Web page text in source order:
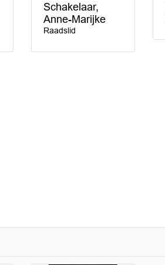
Schakelaar,
Anne-Marijke
Raadslid